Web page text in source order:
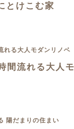
とけこむ家
間流れる大人